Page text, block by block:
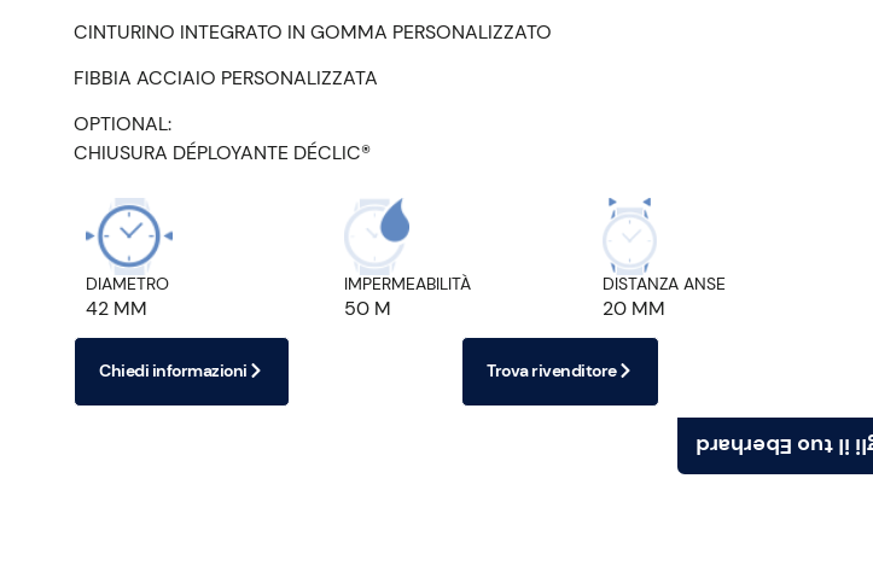
Scegli il tuo
CINTURINO INTEGRATO IN GOMMA PERSONALIZZATO
FIBBIA ACCIAIO PERSONALIZZATA
OPTIONAL:
CHIUSURA DÉPLOYANTE DÉCLIC®
DIAMETRO
42 MM
IMPERMEABILITÀ
50 M
DISTANZA ANSE
20 MM
Chiedi informazioni Trova rivenditore